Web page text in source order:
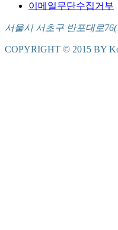
이메일무단수집거부
서울시 서초구 반포대로76(
COPYRIGHT © 2015 BY